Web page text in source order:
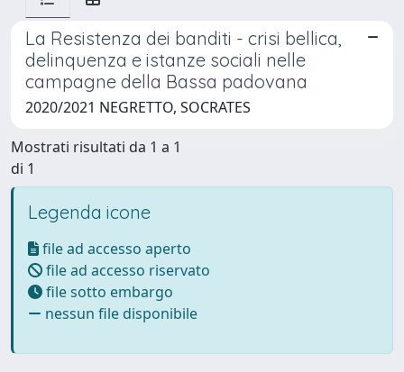
La Resistenza dei banditi - crisi bellica,
delinquenza e istanze sociali nelle
campagne della Bassa padovana
2020/2021 NEGRETTO, SOCRATES
Mostrati risultati da 1 a 1
di 1
Legenda icone
file ad accesso aperto
file ad accesso riservato
file sotto embargo
nessun file disponibile